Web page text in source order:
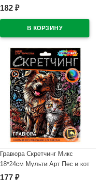
арт.SCRGOLD18X24-102563
182 ₽
Гравюра Скретчинг Микс
18*24см Мульти Арт Пес и кот
арт.SCRETCH-115407
177 ₽